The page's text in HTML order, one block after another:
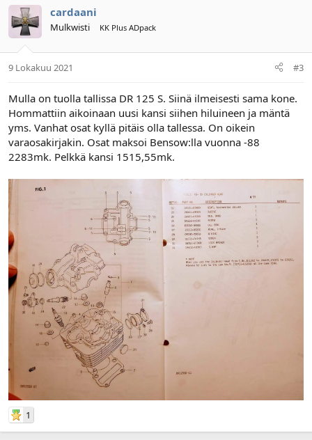
cardaani
Mulkwisti KK Plus ADpack
9 Lokakuu 2021 #3
Mulla on tuolla tallissa DR 125 S. Siinä ilmeisesti sama kone.
Hommattiin aikoinaan uusi kansi siihen hiluineen ja mäntä
yms. Vanhat osat kyllä pitäis olla tallessa. On oikein
varaosakirjakin. Osat maksoi Bensow:lla vuonna -88
2283mk. Pelkkä kansi 1515,55mk.
1